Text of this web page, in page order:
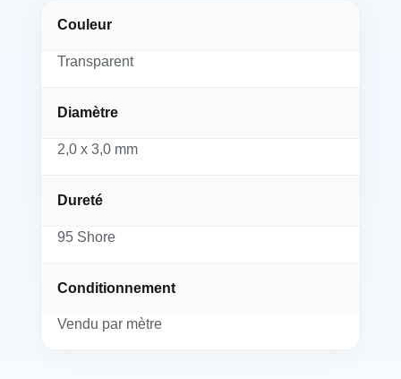
Couleur
Transparent
Diamètre
2,0 x 3,0 mm
Dureté
95 Shore
Conditionnement
Vendu par mètre